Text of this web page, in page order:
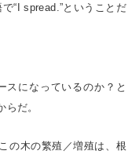
“I spread.”ということだ
スになっているのか？と
だ。
の木の繁殖／増殖は、根